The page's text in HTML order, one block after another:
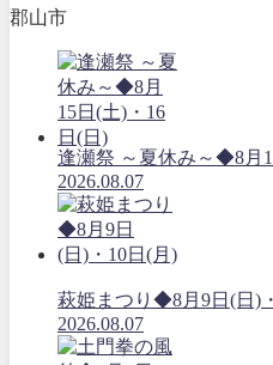
郡山市
逢瀬祭 ～夏休み～◆8月
2026.08.07
萩姫まつり◆8月9日(日)
2026.08.07